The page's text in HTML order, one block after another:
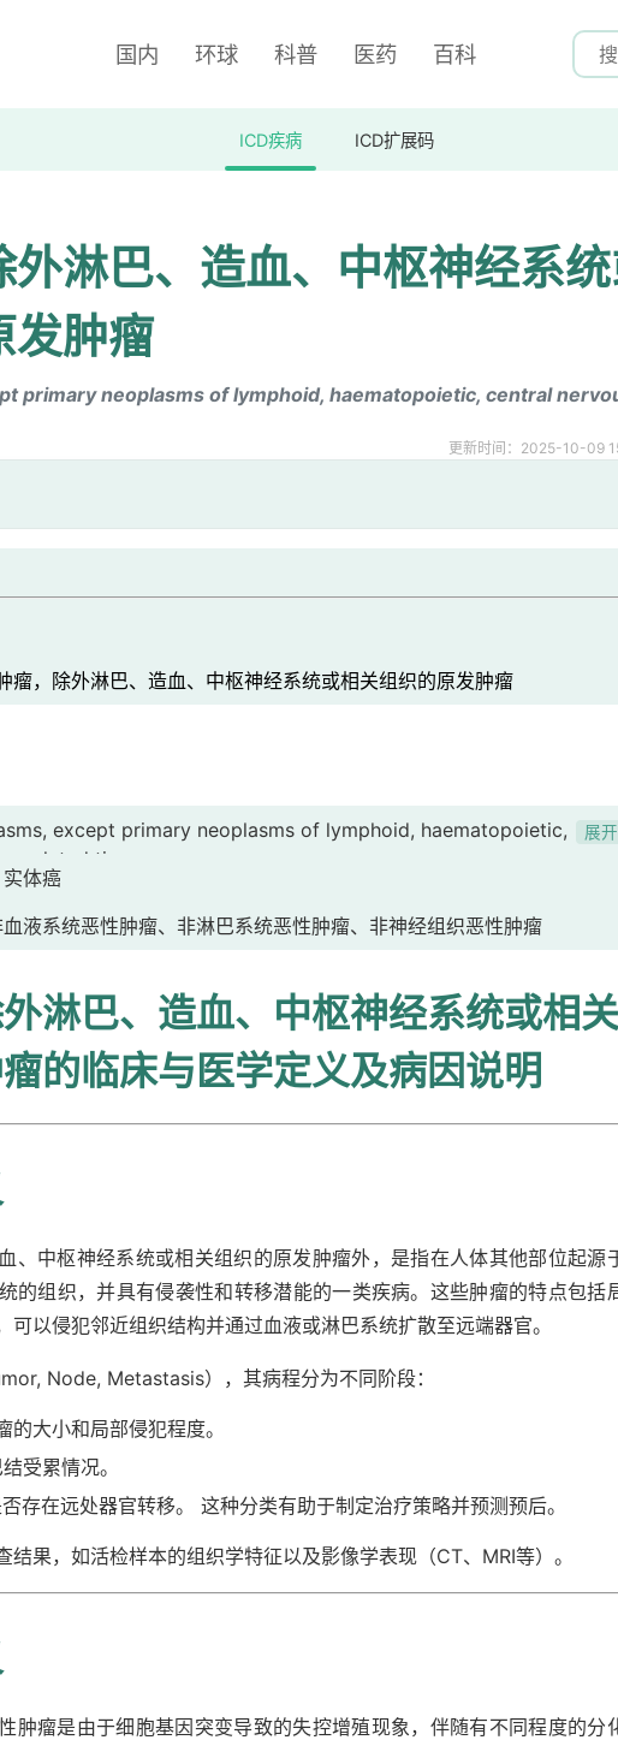
国内 环球 科普 医药 百科
ICD疾病 ICD扩展码
外淋巴、造血、中枢神经系
发肿瘤
primary neoplasms of lymphoid, haematopoietic, central
更新时间：2025-10-09
，除外淋巴、造血、中枢神经系统或相关组织的原发肿瘤
except primary neoplasms of lymphoid, haematopoietic,
related tissues
展开
体癌
液系统恶性肿瘤、非淋巴系统恶性肿瘤、非神经组织恶性肿瘤
淋巴、造血、中枢神经系统或相关
的临床与医学定义及病因说明
、中枢神经系统或相关组织的原发肿瘤外，是指在人体其他部位起源
的组织，并具有侵袭性和转移潜能的一类疾病。这些肿瘤的特点包括
以侵犯邻近组织结构并通过血液或淋巴系统扩散至远端器官。
Node, Metastasis），其病程分为不同阶段：
的大小和局部侵犯程度。
受累情况。
存在远处器官转移。 这种分类有助于制定治疗策略并预测预后。
结果，如活检样本的组织学特征以及影像学表现（CT、MRI等）。
肿瘤是由于细胞基因突变导致的失控增殖现象，伴随有不同程度的分